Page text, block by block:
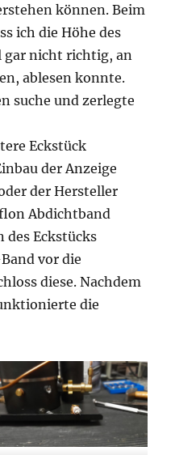
können. Beim
ich die Höhe des
gar nicht richtig, an
ablesen konnte.
suche und zerlegte
Eckstück
der Anzeige
der Hersteller
Abdichtband
des Eckstücks
vor die
diese. Nachdem
die